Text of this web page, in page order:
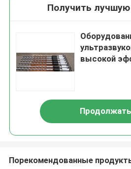
Получить
высокой
Продолжать
Порекомендованные